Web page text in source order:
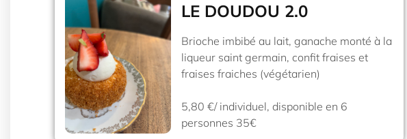
LE DOUDOU 2.0
Brioche imbibé au lait, ganache monté à la
liqueur saint germain, confit fraises et
fraises fraiches (végétarien)
5,80 €/ individuel, disponible en 6
personnes 35€